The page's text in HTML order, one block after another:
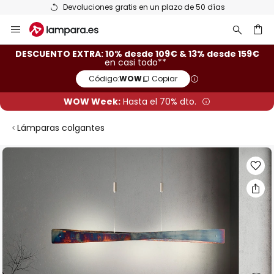
Devoluciones gratis en un plazo de 50 días
al
contenido
DESCUENTO EXTRA: 10% desde 109€ & 13% desde 159€
en casi todo**
Código:WOW Copiar
WOW Week: Hasta el 70% dto.
Lámparas colgantes
Saltar
imágenes